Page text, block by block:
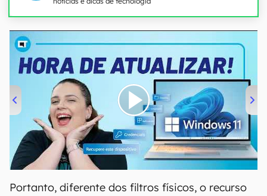
00:00 04:52
Portanto, diferente dos filtros físicos, o recurso